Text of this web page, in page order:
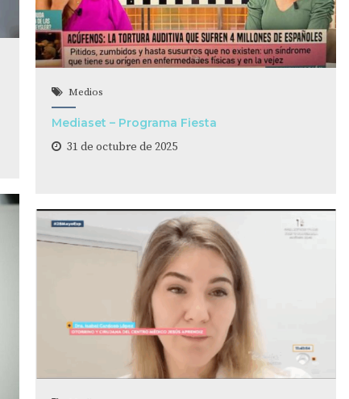
Medios
Mediaset – Programa Fiesta
31 de octubre de 2025